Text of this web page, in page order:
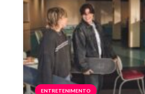
ENTRETENIMENTO